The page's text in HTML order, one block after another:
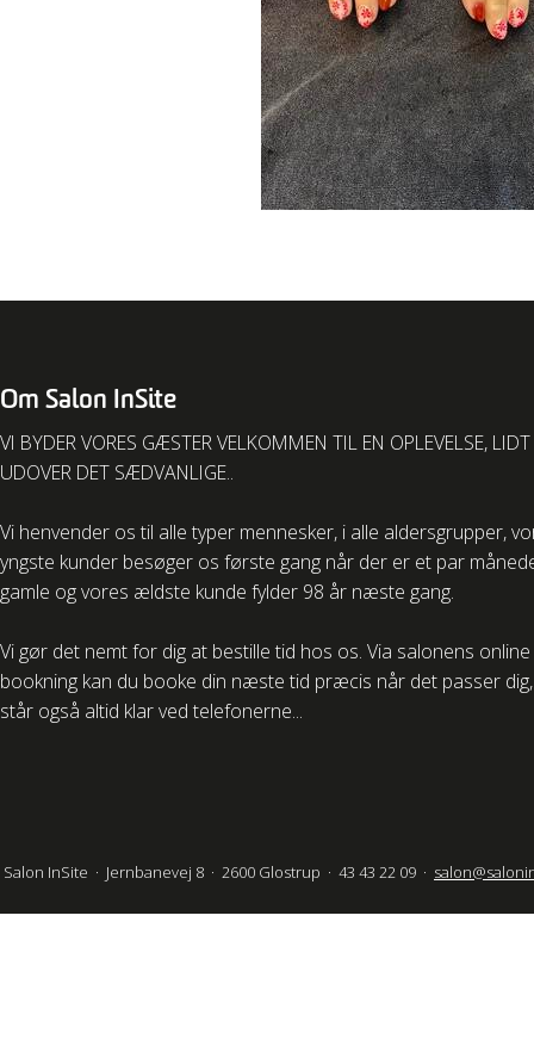
Om Salon InSite
VI BYDER VORES GÆSTER VELKOMMEN TIL EN OPLEVELSE, LIDT
UDOVER DET SÆDVANLIGE..
Vi henvender os til alle typer mennesker, i alle aldersgrupper,
yngste kunder besøger os første gang når der er et par
gamle og vores ældste kunde fylder 98 år næste gang.
Vi gør det nemt for dig at bestille tid hos os. Via salonens online
bookning kan du booke din næste tid præcis når det passer
står også altid klar ved telefonerne...
Salon InSite · Jernbanevej 8 · 2600 Glostrup · 43 43 22 09 ·